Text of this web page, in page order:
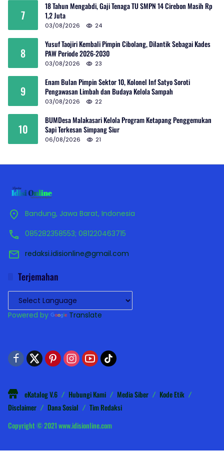
7
18 Tahun Mengabdi, Gaji Tenaga TU SMPN 14 Cirebon Masih Rp
1,2 Juta
03/08/2026 24
8
Yusuf Taojiri Kembali Pimpin Cibolang, Dilantik Sebagai Kades
PAW Periode 2026-2030
03/08/2026 23
9
Enam Bulan Pimpin Sektor 10, Kolonel Inf Satyo Soroti
Pengawasan Limbah dan Budaya Kelola Sampah
03/08/2026 22
10
BUMDesa Malakasari Kelola Program Ketapang Penggemukan
Sapi Terkesan Simpang Siur
06/08/2026 21
Bandung, Jawa Barat, Indonesia
085282358553; 081220463715
redaksi.idisionline@gmail.com
Terjemahan
Powered by Translate
eKatalog V.6 Hubungi Kami Media Siber
Kode Etik
Disclaimer
Dana Sosial
Tim Redaksi
Copyright © 2021 www.idisionline.com